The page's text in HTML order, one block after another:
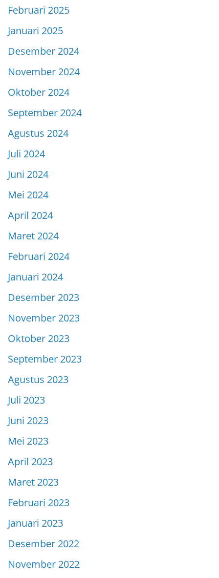
Februari 2025
Januari 2025
Desember 2024
November 2024
Oktober 2024
September 2024
Agustus 2024
Juli 2024
Juni 2024
Mei 2024
April 2024
Maret 2024
Februari 2024
Januari 2024
Desember 2023
November 2023
Oktober 2023
September 2023
Agustus 2023
Juli 2023
Juni 2023
Mei 2023
April 2023
Maret 2023
Februari 2023
Januari 2023
Desember 2022
November 2022